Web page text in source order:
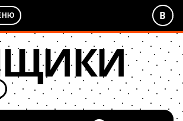
В